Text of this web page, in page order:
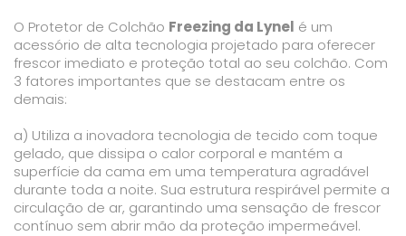
O Protetor de Colchão Freezing da Lynel é um
acessório de alta tecnologia projetado para oferecer
frescor imediato e proteção total ao seu colchão. Com
3 fatores importantes que se destacam entre os
demais:
a) Utiliza a inovadora tecnologia de tecido com toque
gelado, que dissipa o calor corporal e mantém a
superfície da cama em uma temperatura agradável
durante toda a noite. Sua estrutura respirável permite a
circulação de ar, garantindo uma sensação de frescor
contínuo sem abrir mão da proteção impermeável.